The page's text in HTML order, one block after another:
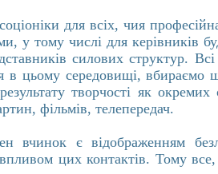
для всіх, чия
у тому числі для керівників
силових структур.
в цьому середовищі, вбираємо
творчості як окремих
фільмів, телепередач.
є відображенням
впливом цих контактів. Тому